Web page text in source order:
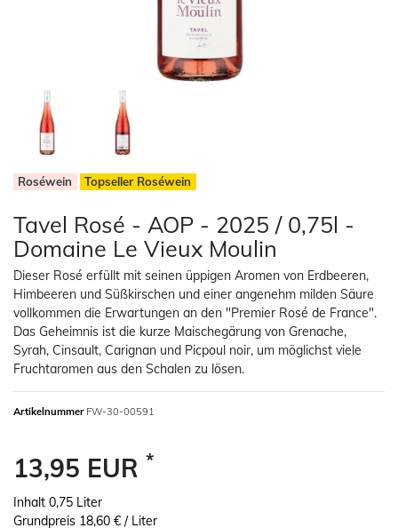
Roséwein Topseller Roséwein
Tavel Rosé - AOP - 2025 / 0,75l -
Domaine Le Vieux Moulin
Dieser Rosé erfüllt mit seinen üppigen Aromen von Erdbeeren,
Himbeeren und Süßkirschen und einer angenehm milden Säure
vollkommen die Erwartungen an den "Premier Rosé de France".
Das Geheimnis ist die kurze Maischegärung von Grenache,
Syrah, Cinsault, Carignan und Picpoul noir, um möglichst viele
Fruchtaromen aus den Schalen zu lösen.
Artikelnummer FW-30-00591
13,95 EUR *
Inhalt 0,75 Liter
Grundpreis 18,60 € / Liter